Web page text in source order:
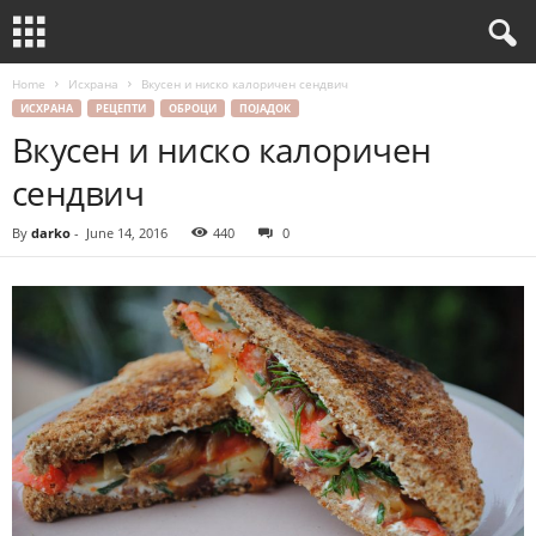
Home Исхрана Вкусен и ниско калоричен сендвич
ИСХРАНА РЕЦЕПТИ ОБРОЦИ ПОЈАДОК
Вкусен и ниско калоричен
сендвич
By darko - June 14, 2016 440 0